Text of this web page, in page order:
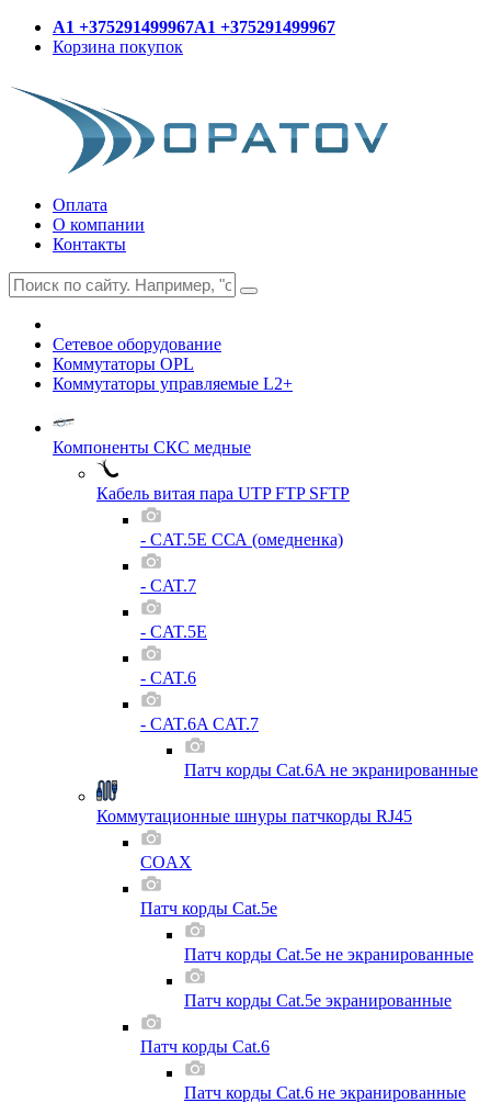
A1 +375291499967A1 +375291499967
Корзина покупок
Оплата
О компании
Контакты
Сетевое оборудование
Коммутаторы OPL
Коммутаторы управляемые L2+
Компоненты СКС медные
Кабель витая пара UTP FTP SFTP
- CAT.5E ССА (омедненка)
- CAT.7
- CAT.5E
- CAT.6
- CAT.6A CAT.7
Патч корды Cat.6A не экранированные
Коммутационные шнуры патчкорды RJ45
COAX
Патч корды Cat.5e
Патч корды Cat.5e не экранированные
Патч корды Cat.5e экранированные
Патч корды Cat.6
Патч корды Cat.6 не экранированные